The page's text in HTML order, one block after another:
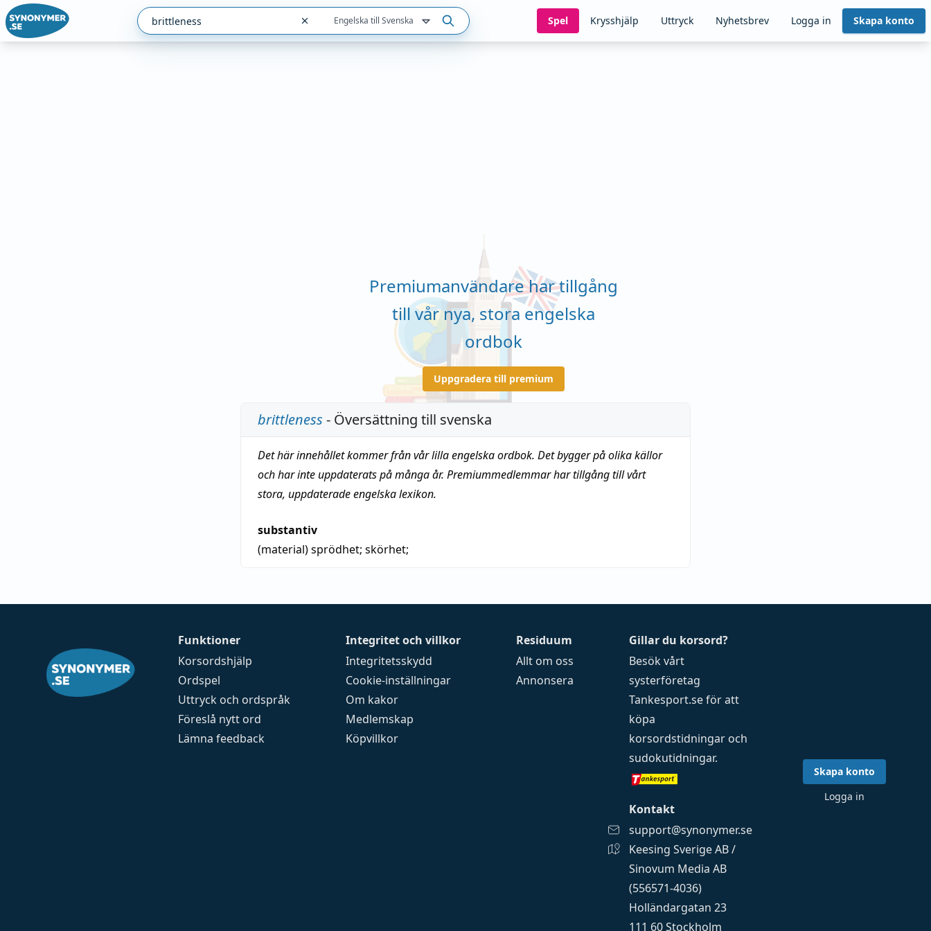
Engelska till Svenska Spel Krysshjälp Uttryck Nyhetsbrev Logga in Skapa konto
Premiumanvändare har tillgång
till vår nya, stora engelska
ordbok
Uppgradera till premium
brittleness - Översättning till svenska
Det här innehållet kommer från vår lilla engelska ordbok. Det bygger på olika källor
och har inte uppdaterats på många år. Premiummedlemmar har tillgång till vårt
stora, uppdaterade engelska lexikon.
substantiv
(material)sprödhet; skörhet;
Funktioner
Korsordshjälp
Ordspel
Uttryck och ordspråk
Föreslå nytt ord
Lämna feedback
Integritet och villkor
Integritetsskydd
Cookie-inställningar
Om kakor
Medlemskap
Köpvillkor
Residuum
Allt om oss
Annonsera
Gillar du korsord?
Besök vårt
systerföretag
Tankesport.seför att
köpa
korsordstidningar och
sudokutidningar.
Kontakt
support@synonymer.se
Keesing Sverige AB /
Sinovum Media AB
(556571-4036)
Holländargatan 23
111 60 Stockholm
Skapa konto
Logga in